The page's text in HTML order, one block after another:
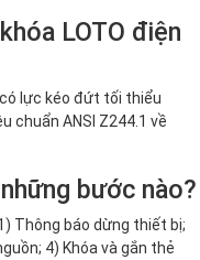
LOTO điện
có lực kéo đứt tối thiểu
chuẩn ANSI Z244.1 về
bước nào?
Thông báo dừng thiết bị;
4) Khóa và gắn thẻ